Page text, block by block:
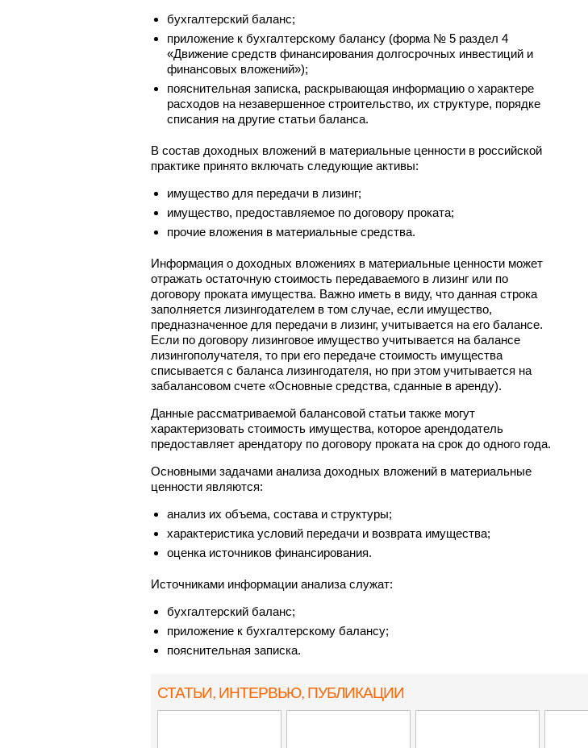
бухгалтерский баланс;
приложение к бухгалтерскому балансу (форма № 5 раздел 4
«Движение средств финансирования долгосрочных инвестиций и
финансовых вложений»);
пояснительная записка, раскрывающая информацию о характере
расходов на незавершенное строительство, их структуре, порядке
списания на другие статьи баланса.
В состав доходных вложений в материальные ценности в российской
практике принято включать следующие активы:
имущество для передачи в лизинг;
имущество, предоставляемое по договору проката;
прочие вложения в материальные средства.
Информация о доходных вложениях в материальные ценности может
отражать остаточную стоимость передаваемого в лизинг или по
договору проката имущества. Важно иметь в виду, что данная строка
заполняется лизингодателем в том случае, если имущество,
предназначенное для передачи в лизинг, учитывается на его балансе.
Если по договору лизинговое имущество учитывается на балансе
лизингополучателя, то при его передаче стоимость имущества
списывается с баланса лизингодателя, но при этом учитывается на
забалансовом счете «Основные средства, сданные в аренду).
Данные рассматриваемой балансовой статьи также могут
характеризовать стоимость имущества, которое арендодатель
предоставляет арендатору по договору проката на срок до одного года.
Основными задачами анализа доходных вложений в материальные
ценности являются:
анализ их объема, состава и структуры;
характеристика условий передачи и возврата имущества;
оценка источников финансирования.
Источниками информации анализа служат:
бухгалтерский баланс;
приложение к бухгалтерскому балансу;
пояснительная записка.
СТАТЬИ, ИНТЕРВЬЮ, ПУБЛИКАЦИИ